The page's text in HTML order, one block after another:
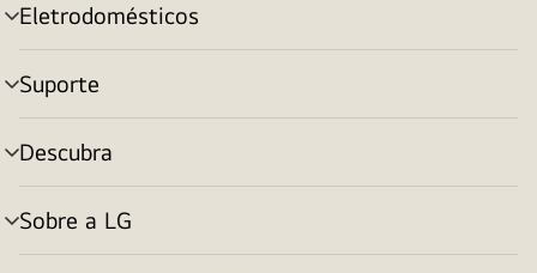
Eletrodomésticos
alternar
menu
Suporte
alternar
menu
Descubra
alternar
menu
Sobre a LG
alternar
menu